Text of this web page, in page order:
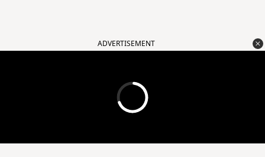
ADVERTISEMENT